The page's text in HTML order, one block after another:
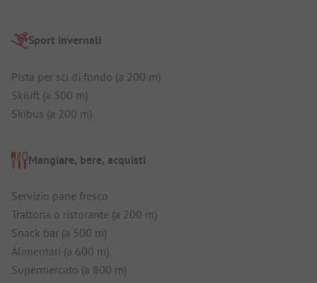
Sport invernali
Pista per sci di fondo (a 200 m)
Skilift (a 500 m)
Skibus (a 200 m)
Mangiare, bere, acquisti
Servizio pane fresco
Trattoria o ristorante (a 200 m)
Snack bar (a 500 m)
Alimentari (a 600 m)
Supermercato (a 800 m)